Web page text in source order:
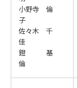
小野寺 倫
子
佐々木 千
佳
鐙 基
倫